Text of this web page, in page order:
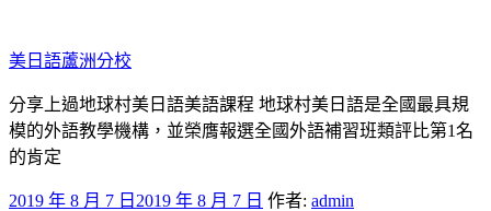
至
主
要
內
容
美日語蘆洲分校
分享上過地球村美日語美語課程 地球村美日語是全國最具規
模的外語教學機構，並榮膺報選全國外語補習班類評比第1名
的肯定
發
2019 年 8 月 7 日 2019 年 8 月 7 日 作者: admin